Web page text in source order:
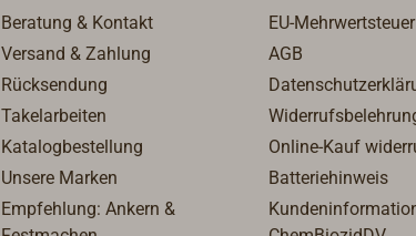
Beratung & Kontakt
Versand & Zahlung
Rücksendung
Takelarbeiten
Katalogbestellung
Unsere Marken
Empfehlung: Ankern &
EU-Mehrwertsteuer
AGB
Online-Kauf
Batteriehinweis